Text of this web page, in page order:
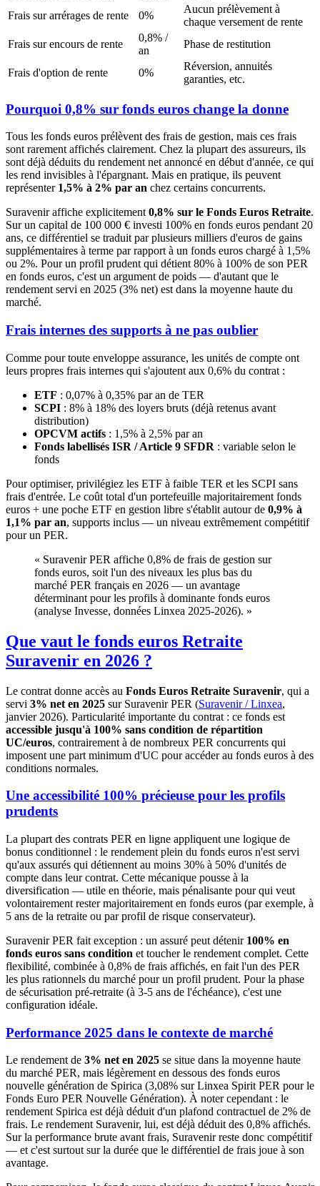
Frais sur arrérages de rente
0%
Aucun prélèvement à
chaque versement de rente
Frais sur encours de rente
0,8% /
an
Phase de restitution
Frais d'option de rente 0%
Réversion, annuités
garanties, etc.
Pourquoi 0,8% sur fonds euros change la donne
Tous les fonds euros prélèvent des frais de gestion, mais ces frais
sont rarement affichés clairement. Chez la plupart des assureurs, ils
sont déjà déduits du rendement net annoncé en début d'année, ce qui
les rend invisibles à l'épargnant. Mais en pratique, ils peuvent
représenter 1,5% à 2% par an chez certains concurrents.
Suravenir affiche explicitement 0,8% sur le Fonds Euros Retraite.
Sur un capital de 100 000 € investi 100% en fonds euros pendant 20
ans, ce différentiel se traduit par plusieurs milliers d'euros de gains
supplémentaires à terme par rapport à un fonds euros chargé à 1,5%
ou 2%. Pour un profil prudent qui détient 80% à 100% de son PER
en fonds euros, c'est un argument de poids — d'autant que le
rendement servi en 2025 (3% net) est dans la moyenne haute du
marché.
Frais internes des supports à ne pas oublier
Comme pour toute enveloppe assurance, les unités de compte ont
leurs propres frais internes qui s'ajoutent aux 0,6% du contrat :
ETF : 0,07% à 0,35% par an de TER
SCPI : 8% à 18% des loyers bruts (déjà retenus avant
distribution)
OPCVM actifs : 1,5% à 2,5% par an
Fonds labellisés ISR / Article 9 SFDR : variable selon le
fonds
Pour optimiser, privilégiez les ETF à faible TER et les SCPI sans
frais d'entrée. Le coût total d'un portefeuille majoritairement fonds
euros + une poche ETF en gestion libre s'établit autour de 0,9% à
1,1% par an, supports inclus — un niveau extrêmement compétitif
pour un PER.
« Suravenir PER affiche 0,8% de frais de gestion sur
fonds euros, soit l'un des niveaux les plus bas du
marché PER français en 2026 — un avantage
déterminant pour les profils à dominante fonds euros
(analyse Invesse, données Linxea 2025-2026). »
Que vaut le fonds euros Retraite
Suravenir en 2026 ?
Le contrat donne accès au Fonds Euros Retraite Suravenir, qui a
servi 3% net en 2025 sur Suravenir PER (Suravenir / Linxea,
janvier 2026). Particularité importante du contrat : ce fonds est
accessible jusqu'à 100% sans condition de répartition
UC/euros, contrairement à de nombreux PER concurrents qui
imposent une part minimum d'UC pour accéder au fonds euros à des
conditions normales.
Une accessibilité 100% précieuse pour les profils
prudents
La plupart des contrats PER en ligne appliquent une logique de
bonus conditionnel : le rendement plein du fonds euros n'est servi
qu'aux assurés qui détiennent au moins 30% à 50% d'unités de
compte dans leur contrat. Cette mécanique pousse à la
diversification — utile en théorie, mais pénalisante pour qui veut
volontairement rester majoritairement en fonds euros (par exemple, à
5 ans de la retraite ou par profil de risque conservateur).
Suravenir PER fait exception : un assuré peut détenir 100% en
fonds euros sans condition et toucher le rendement complet. Cette
flexibilité, combinée à 0,8% de frais affichés, en fait l'un des PER
les plus rationnels du marché pour un profil prudent. Pour la phase
de sécurisation pré-retraite (à 3-5 ans de l'échéance), c'est une
configuration idéale.
Performance 2025 dans le contexte de marché
Le rendement de 3% net en 2025 se situe dans la moyenne haute
du marché PER, mais légèrement en dessous des fonds euros
nouvelle génération de Spirica (3,08% sur Linxea Spirit PER pour le
Fonds Euro PER Nouvelle Génération). À noter cependant : le
rendement Spirica est déjà déduit d'un plafond contractuel de 2% de
frais. Le rendement Suravenir, lui, est déjà déduit des 0,8% affichés.
Sur la performance brute avant frais, Suravenir reste donc compétitif
— et c'est surtout sur la durée que le différentiel de frais joue à son
avantage.